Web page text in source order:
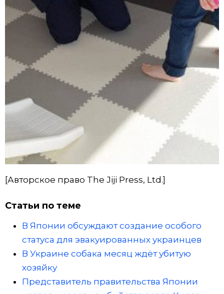
[Авторское право The Jiji Press, Ltd.]
Статьи по теме
В Японии обсуждают создание особого
статуса для эвакуированных украинцев
В Украине собака месяц ждёт убитую
хозяйку
Представитель правительства Японии